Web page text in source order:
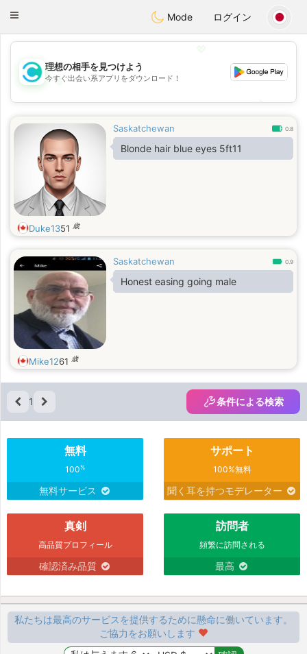
olombiaCitas
Toggle
Mode ログイン
💖
💕
理想の相手を見つけよう
今すぐ出会い系アプリをダウンロード！
Saskatchewan 0.8
Blonde hair blue eyes 5ft11
Duke1351 歳
Saskatchewan 0.9
Honest easing going male
Mike1261 歳
1 条件による検索
無料
100%
無料サービス
サポート
100%無料
聞く耳を持つモデレーター
真剣
高品質プロフィール
確認済み品質
訪問者
頻繁に訪問される
最高
私たちは最高のサービスを提供するために懸命に働いています。
ご協力をお願いします